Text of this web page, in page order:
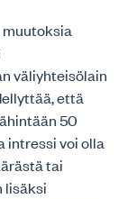
väliyhteisölain
että
50
intressi voi olla
tai
lisäksi